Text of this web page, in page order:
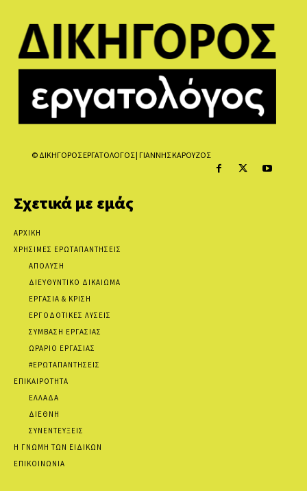
© ΔΙΚΗΓΟΡΟΣ ΕΡΓΑΤΟΛΟΓΟΣ | ΓΙΑΝΝΗΣ ΚΑΡΟΥΖΟΣ
Σχετικά με εμάς
ΑΡΧΙΚΗ
ΧΡΗΣΙΜΕΣ ΕΡΩΤΑΠΑΝΤΗΣΕΙΣ
ΑΠΟΛΥΣΗ
ΔΙΕΥΘΥΝΤΙΚΟ ΔΙΚΑΙΩΜΑ
ΕΡΓΑΣΙΑ & ΚΡΙΣΗ
ΕΡΓΟΔΟΤΙΚΕΣ ΛΥΣΕΙΣ
ΣΥΜΒΑΣΗ ΕΡΓΑΣΙΑΣ
ΩΡΑΡΙΟ ΕΡΓΑΣΙΑΣ
#ΕΡΩΤΑΠΑΝΤΗΣΕΙΣ
ΕΠΙΚΑΙΡΟΤΗΤΑ
ΕΛΛΑΔΑ
ΔΙΕΘΝΗ
ΣΥΝΕΝΤΕΥΞΕΙΣ
Η ΓΝΩΜΗ ΤΩΝ ΕΙΔΙΚΩΝ
ΕΠΙΚΟΙΝΩΝΙΑ